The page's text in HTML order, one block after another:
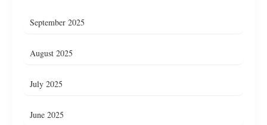
September 2025
August 2025
July 2025
June 2025